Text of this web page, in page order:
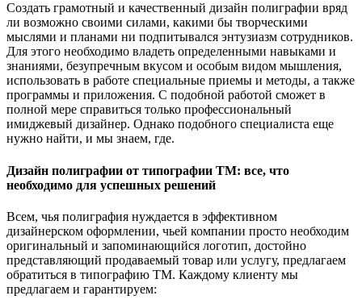
Создать грамотный и качественный дизайн полиграфии вряд
ли возможно своими силами, какими бы творческими
мыслями и планами ни подпитывался энтузиазм сотрудников.
Для этого необходимо владеть определенными навыками и
знаниями, безупречным вкусом и особым видом мышления,
использовать в работе специальные приемы и методы, а также
программы и приложения. С подобной работой сможет в
полной мере справиться только профессиональный
имиджевый дизайнер. Однако подобного специалиста еще
нужно найти, и мы знаем, где.
Дизайн полиграфии от типографии ТМ: все, что
необходимо для успешных решений
Всем, чья полиграфия нуждается в эффективном
дизайнерском оформлении, чьей компании просто необходим
оригинальный и запоминающийся логотип, достойно
представляющий продаваемый товар или услугу, предлагаем
обратиться в типографию ТМ. Каждому клиенту мы
предлагаем и гарантируем: